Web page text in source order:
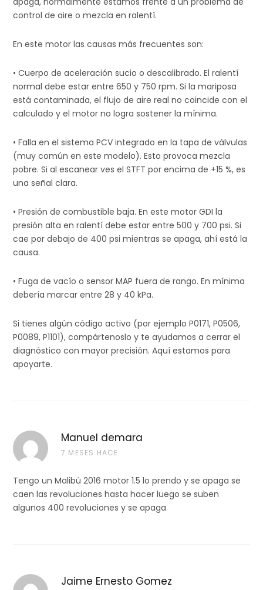
control de aire o mezcla en ralentí.
En este motor las causas más frecuentes son:
• Cuerpo de aceleración sucio o descalibrado. El ralentí
normal debe estar entre 650 y 750 rpm. Si la mariposa
está contaminada, el flujo de aire real no coincide con el
calculado y el motor no logra sostener la mínima.
• Falla en el sistema PCV integrado en la tapa de válvulas
(muy común en este modelo). Esto provoca mezcla
pobre. Si al escanear ves el STFT por encima de +15 %, es
una señal clara.
• Presión de combustible baja. En este motor GDI la
presión alta en ralentí debe estar entre 500 y 700 psi. Si
cae por debajo de 400 psi mientras se apaga, ahí está la
causa.
• Fuga de vacío o sensor MAP fuera de rango. En mínima
debería marcar entre 28 y 40 kPa.
Si tienes algún código activo (por ejemplo P0171, P0506,
P0089, P1101), compártenoslo y te ayudamos a cerrar el
diagnóstico con mayor precisión. Aquí estamos para
apoyarte.
Manuel demara
7 MESES HACE
Tengo un Malibú 2016 motor 1.5 lo prendo y se apaga se
caen las revoluciones hasta hacer luego se suben
algunos 400 revoluciones y se apaga
Jaime Ernesto Gomez